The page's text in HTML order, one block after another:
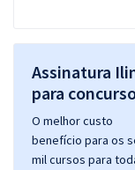
Assinatura
para
O melhor custo
benefício para os
mil cursos para